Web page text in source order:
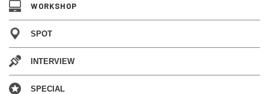
WORKSHOP
SPOT
INTERVIEW
SPECIAL